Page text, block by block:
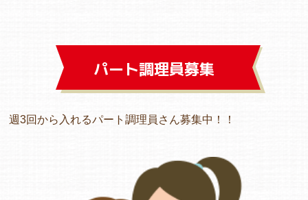
パート調理員募集
週3回から入れるパート調理員さん募集中！！